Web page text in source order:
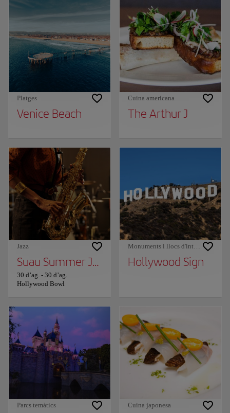
Platges
Venice Beach
Cuina americana
The Arthur J
Jazz
Suau Summer Jazz
30 d’ag. - 30 d’ag.
Hollywood Bowl
Monuments i llocs d'interès
Hollywood Sign
Parcs temàtics Cuina japonesa